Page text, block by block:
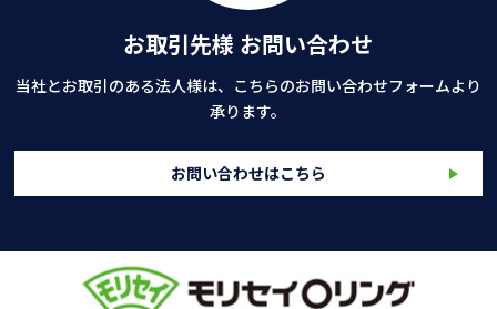
お取引先様 お問い合わせ
当社とお取引のある法人様は、こちらのお問い合わせフォームより
承ります。
お問い合わせはこちら